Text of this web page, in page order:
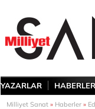
YAZARLAR HABERLER
Milliyet Sanat » Haberler »